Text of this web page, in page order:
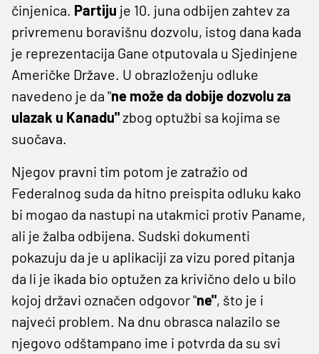
činjenica. Partiju je 10. juna odbijen zahtev za
privremenu boravišnu dozvolu, istog dana kada
je reprezentacija Gane otputovala u Sjedinjene
Američke Države. U obrazloženju odluke
navedeno je da "ne može da dobije dozvolu za
ulazak u Kanadu"zbog optužbi sa kojima se
suočava.
Njegov pravni tim potom je zatražio od
Federalnog suda da hitno preispita odluku kako
bi mogao da nastupi na utakmici protiv Paname,
ali je žalba odbijena. Sudski dokumenti
pokazuju da je u aplikaciji za vizu pored pitanja
da li je ikada bio optužen za krivično delo u bilo
kojoj državi označen odgovor "ne", što je i
najveći problem. Na dnu obrasca nalazilo se
njegovo odštampano ime i potvrda da su svi